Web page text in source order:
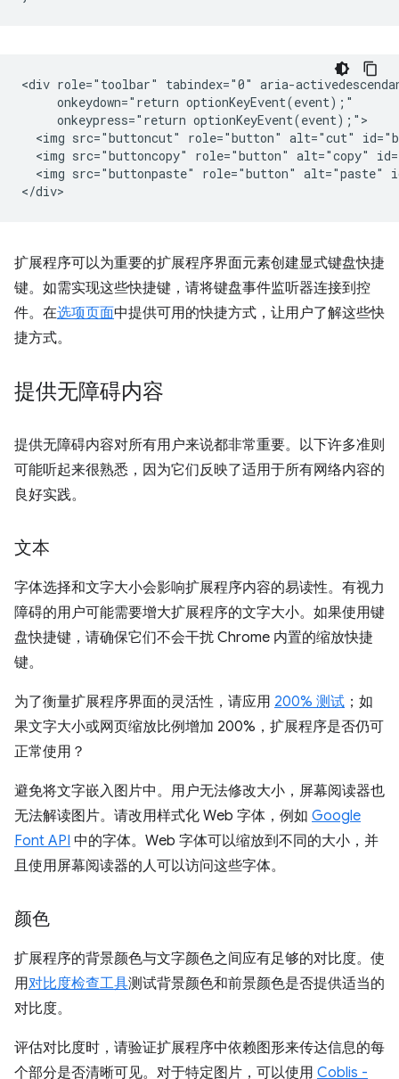
<div role="toolbar" tabindex="0" aria-
     onkeydown="return optionKeyEvent(event);"
     onkeypress="return optionKeyEvent(event);">
<img src="buttoncut" role="button" alt="cut"
<img src="buttoncopy" role="button" alt="copy"
<img src="buttonpaste" role="button" alt="paste"
扩展程序可以为重要的扩展程序界面元素创建显式键盘快捷
键。如需实现这些快捷键，请将键盘事件监听器连接到控
件。在选项页面中提供可用的快捷方式，让用户了解这些快
捷方式。
提供无障碍内容
提供无障碍内容对所有用户来说都非常重要。以下许多准则
可能听起来很熟悉，因为它们反映了适用于所有网络内容的
良好实践。
文本
字体选择和文字大小会影响扩展程序内容的易读性。有视力
障碍的用户可能需要增大扩展程序的文字大小。如果使用键
盘快捷键，请确保它们不会干扰 Chrome 内置的缩放快捷
键。
为了衡量扩展程序界面的灵活性，请应用 200% 测试 ；如
果文字大小或网页缩放比例增加 200%，扩展程序是否仍可
正常使用？
避免将文字嵌入图片中。用户无法修改大小，屏幕阅读器也
无法解读图片。请改用样式化 Web 字体，例如 Google
Font API 中的字体。Web 字体可以缩放到不同的大小，并
且使用屏幕阅读器的人可以访问这些字体。
颜色
扩展程序的背景颜色与文字颜色之间应有足够的对比度。使
用对比度检查工具测试背景颜色和前景颜色是否提供适当的
对比度。
评估对比度时，请验证扩展程序中依赖图形来传达信息的每
个部分是否清晰可见。对于特定图片，可以使用 Coblis -